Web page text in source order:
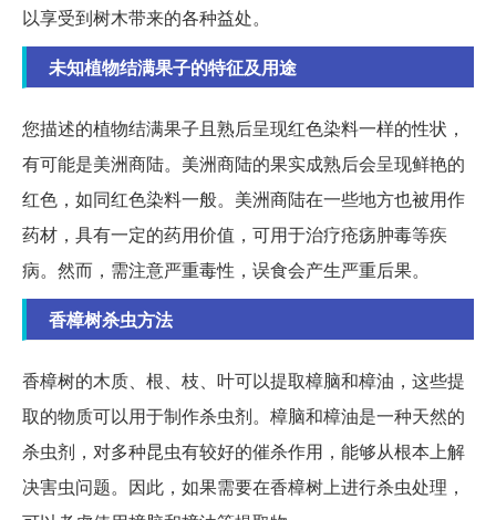
以享受到树木带来的各种益处。
未知植物结满果子的特征及用途
您描述的植物结满果子且熟后呈现红色染料一样的性状，
有可能是美洲商陆。美洲商陆的果实成熟后会呈现鲜艳的
红色，如同红色染料一般。美洲商陆在一些地方也被用作
药材，具有一定的药用价值，可用于治疗疮疡肿毒等疾
病。然而，需注意严重毒性，误食会产生严重后果。
香樟树杀虫方法
香樟树的木质、根、枝、叶可以提取樟脑和樟油，这些提
取的物质可以用于制作杀虫剂。樟脑和樟油是一种天然的
杀虫剂，对多种昆虫有较好的催杀作用，能够从根本上解
决害虫问题。因此，如果需要在香樟树上进行杀虫处理，